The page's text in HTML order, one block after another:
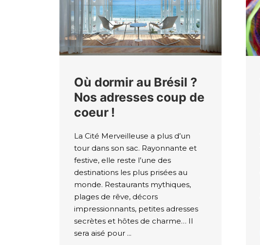
Où dormir au Brésil ?
Nos adresses coup de
coeur !
La Cité Merveilleuse a plus d’un
tour dans son sac. Rayonnante et
festive, elle reste l’une des
destinations les plus prisées au
monde. Restaurants mythiques,
plages de rêve, décors
impressionnants, petites adresses
secrètes et hôtes de charme… Il
sera aisé pour